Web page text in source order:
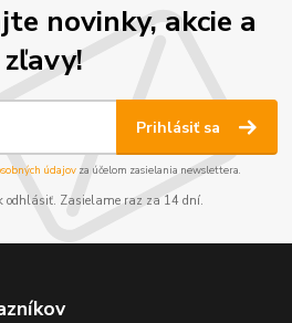
novinky, akcie a
zľavy!
Prihlásiť sa
údajov za účelom zasielania newslettera.
odhlásiť. Zasielame raz za 14 dní.